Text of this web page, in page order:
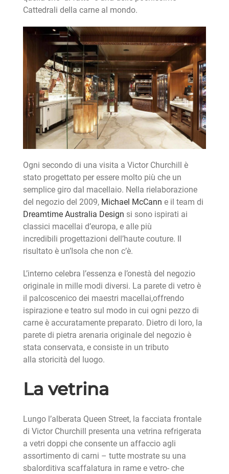
Cattedrali della carne al mondo.
Ogni secondo di una visita a Victor Churchill è
stato progettato per essere molto più che un
semplice giro dal macellaio. Nella rielaborazione
del negozio del 2009,Michael McCann e il team di
Dreamtime Australia Design si sono ispirati ai
classici macellai d’europa, e alle più
incredibili progettazioni dell’haute couture. Il
risultato è un’Isola che non c’è.
L’interno celebra l’essenza e l’onestà del negozio
originale in mille modi diversi. La parete di vetro è
il palcoscenico dei maestri macellai,offrendo
ispirazione e teatro sul modo in cui ogni pezzo di
carne è accuratamente preparato. Dietro di loro, la
parete di pietra arenaria originale del negozio è
stata conservata, e consiste in un tributo
alla storicità del luogo.
La vetrina
Lungo l’alberata Queen Street, la facciata frontale
di Victor Churchill presenta una vetrina refrigerata
a vetri doppi che consente un affaccio agli
assortimento di carni – tutte mostrate su una
sbalorditiva scaffalatura in rame e vetro- che